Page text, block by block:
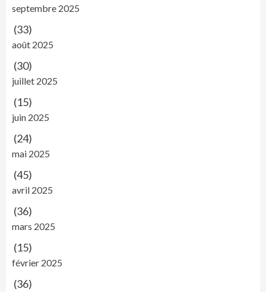
septembre 2025
(33)
août 2025
(30)
juillet 2025
(15)
juin 2025
(24)
mai 2025
(45)
avril 2025
(36)
mars 2025
(15)
février 2025
(36)